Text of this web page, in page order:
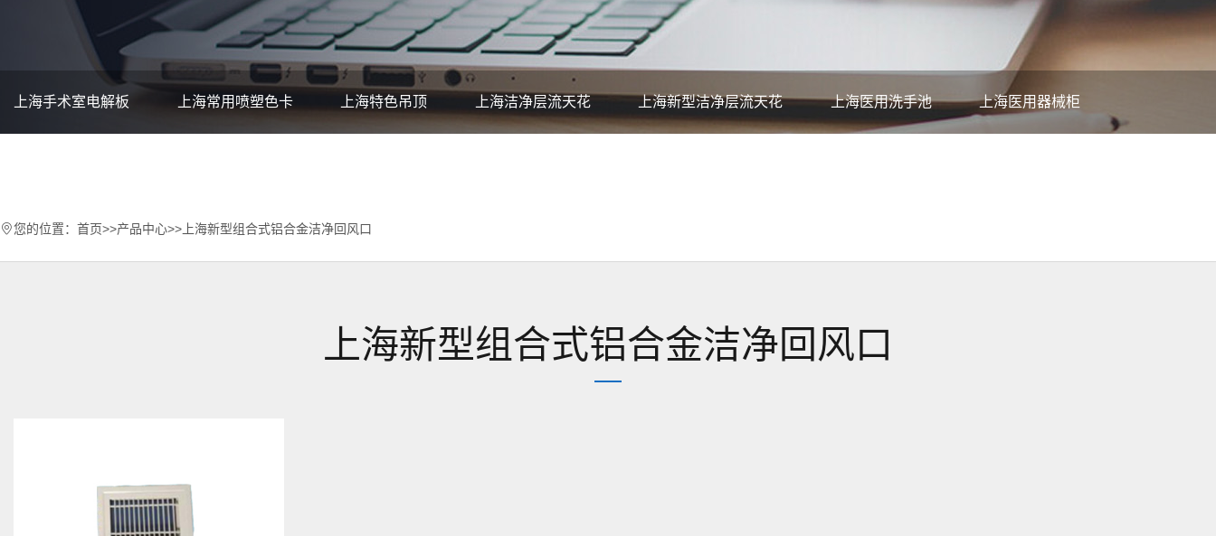
上海手术室电解板 上海常用喷塑色卡 上海特色吊顶 上海洁净层流天花 上海新型洁净层流天花 上海医用洗手池 上海医用器械柜
您的位置： 首页>>产品中心>> 上海新型组合式铝合金洁净回风口
上海新型组合式铝合金洁净回风口